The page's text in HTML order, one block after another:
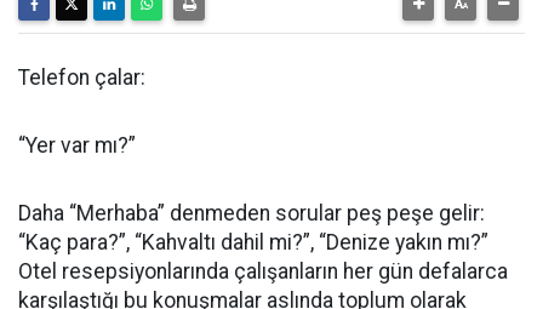
Telefon çalar:
“Yer var mı?”
Daha “Merhaba” denmeden sorular peş peşe gelir:
“Kaç para?”, “Kahvaltı dahil mi?”, “Denize yakın mı?”
Otel resepsiyonlarında çalışanların her gün defalarca
karşılaştığı bu konuşmalar aslında toplum olarak